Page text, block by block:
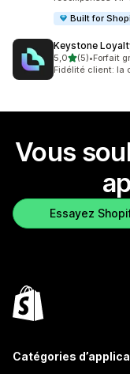
Built for
Keystone
5,0étoile(s) sur 5
(5)
5 avis au total
•Forfait
Fidélité client: la
Vous
Essayez
Catégories